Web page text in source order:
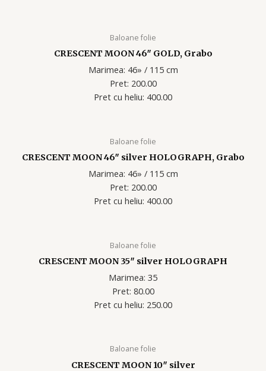
Baloane folie
CRESCENT MOON 46″ GOLD, Grabo
Marimea: 46» / 115 cm
Pret: 200.00
Pret cu heliu: 400.00
Baloane folie
CRESCENT MOON 46″ silver HOLOGRAPH, Grabo
Marimea: 46» / 115 cm
Pret: 200.00
Pret cu heliu: 400.00
Baloane folie
CRESCENT MOON 35″ silver HOLOGRAPH
Marimea: 35
Pret: 80.00
Pret cu heliu: 250.00
Baloane folie
CRESCENT MOON 10″ silver